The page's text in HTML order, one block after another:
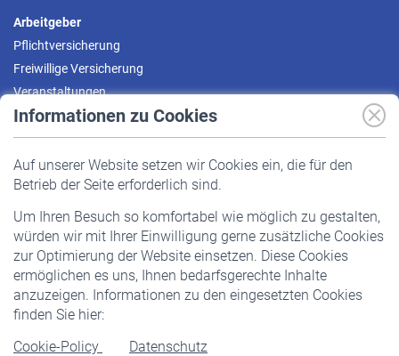
Informationen zu Cookies
Auf unserer Website setzen wir Cookies ein, die für den
Betrieb der Seite erforderlich sind.
Um Ihren Besuch so komfortabel wie möglich zu gestalten,
würden wir mit Ihrer Einwilligung gerne zusätzliche Cookies
zur Optimierung der Website einsetzen. Diese Cookies
ermöglichen es uns, Ihnen bedarfsgerechte Inhalte
anzuzeigen. Informationen zu den eingesetzten Cookies
finden Sie hier:
Cookie-Policy
Datenschutz
Arbeitgeber
Pflichtversicherung
Freiwillige Versicherung
Veranstaltungen
Pflichtversicherung
Staatliche Förderung
Veranstaltungen
Rentner
Rentenbeginn
Rente beantragen